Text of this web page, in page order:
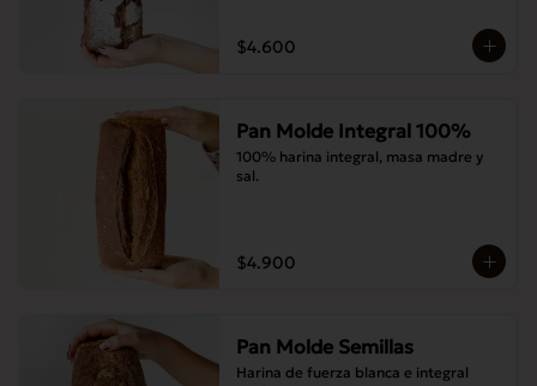
$4.600
Pan Molde Integral 100%
100% harina integral, masa madre y
sal.
$4.900
Pan Molde Semillas
Harina de fuerza blanca e integral